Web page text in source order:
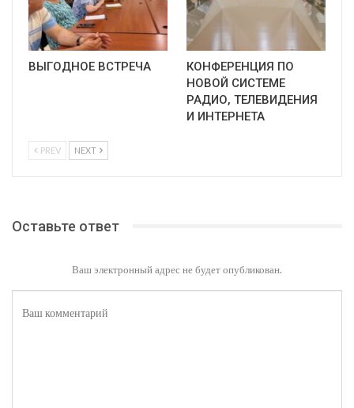
ВЫГОДНОЕ ВСТРЕЧА
КОНФЕРЕНЦИЯ ПО
НОВОЙ СИСТЕМЕ
РАДИО, ТЕЛЕВИДЕНИЯ
И ИНТЕРНЕТА
PREV NEXT
Оставьте ответ
Ваш электронный адрес не будет опубликован.